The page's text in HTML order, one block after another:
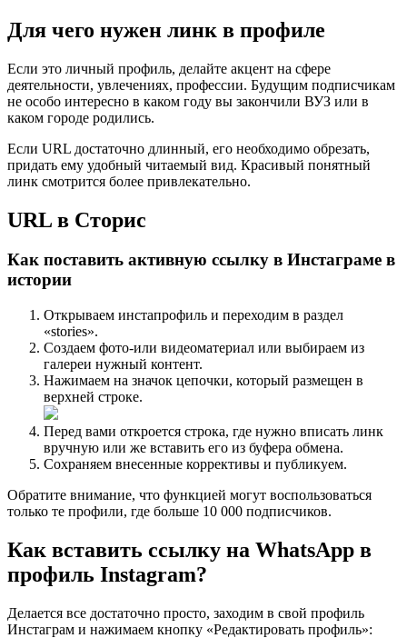
Для чего нужен линк в профиле
Если это личный профиль, делайте акцент на сфере
деятельности, увлечениях, профессии. Будущим подписчикам
не особо интересно в каком году вы закончили ВУЗ или в
каком городе родились.
Если URL достаточно длинный, его необходимо обрезать,
придать ему удобный читаемый вид. Красивый понятный
линк смотрится более привлекательно.
URL в Сторис
Как поставить активную ссылку в Инстаграме в
истории
Открываем инстапрофиль и переходим в раздел
«stories».
Создаем фото-или видеоматериал или выбираем из
галереи нужный контент.
Нажимаем на значок цепочки, который размещен в
верхней строке.
Перед вами откроется строка, где нужно вписать линк
вручную или же вставить его из буфера обмена.
Сохраняем внесенные коррективы и публикуем.
Обратите внимание, что функцией могут воспользоваться
только те профили, где больше 10 000 подписчиков.
Как вставить ссылку на WhatsApp в
профиль Instagram?
Делается все достаточно просто, заходим в свой профиль
Инстаграм и нажимаем кнопку «Редактировать профиль»: